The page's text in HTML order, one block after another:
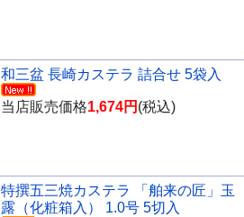
和三盆 長崎カステラ 詰合せ 5袋入
当店販売価格1,674円 (税込)
特撰五三焼カステラ 「舶来の匠」玉
露（化粧箱入） 1.0号 5切入